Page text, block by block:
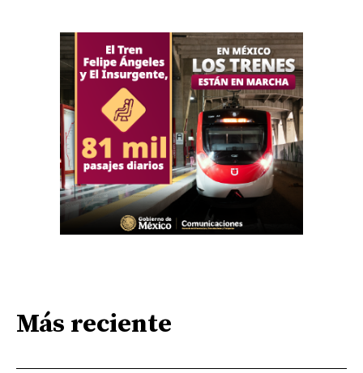
Más reciente